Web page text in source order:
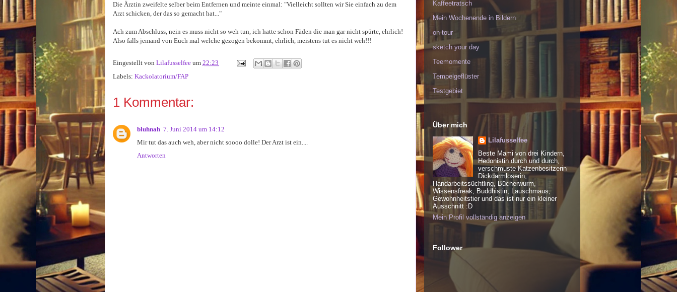
Die Ärztin zweifelte selber beim Entfernen und meinte einmal: "Vielleicht sollten wir Sie einfach zu dem
Arzt schicken, der das so gemacht hat..."
Ach zum Abschluss, nein es muss nicht so weh tun, ich hatte schon Fäden die man gar nicht spürte, ehrlich!
Also falls jemand von Euch mal welche gezogen bekommt, ehrlich, meistens tut es nicht weh!!!
Eingestellt von Lilafusselfee um 22:23
Labels: Kackolatorium/FAP
1 Kommentar:
bluhnah 7. Juni 2014 um 14:12
Mir tut das auch weh, aber nicht soooo dolle! Der Arzt ist ein....
Antworten
Kaffeetratsch
Mein Wochenende in Bildern
on tour
sketch your day
Teemomente
Tempelgeflüster
Testgebiet
Über mich
Lilafusselfee
Beste Mami von drei Kindern,
Hedonistin durch und durch,
verschmuste Katzenbesitzerin
Dickdarmloserin,
Handarbeitssüchtling, Bücherwurm,
Wissensfreak, Buddhistin, Lauschmaus,
Gewohnheitstier und das ist nur ein kleiner
Ausschnitt :D
Mein Profil vollständig anzeigen
Follower